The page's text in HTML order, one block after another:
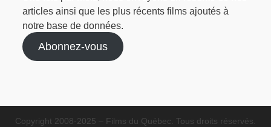
articles ainsi que les plus récents films ajoutés à
notre base de données.
Abonnez-vous
Copyright 2008-2025 – Films du Québec. Tous droits réservés.